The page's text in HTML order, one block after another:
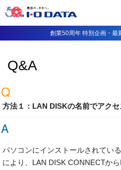
創業50周年 特別企画・最
Q&A
方法１：LAN DISKの名前でアクセ
パソコンにインストールされてい
により、LAN DISK CONNECTか